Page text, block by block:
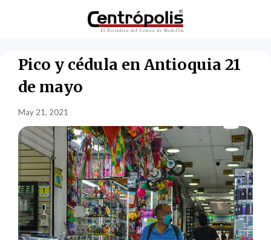
Pico y cédula en Antioquia 21
de mayo
May 21, 2021